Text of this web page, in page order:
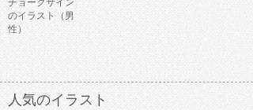
チョークサイン
のイラスト（男
性）
人気のイラスト